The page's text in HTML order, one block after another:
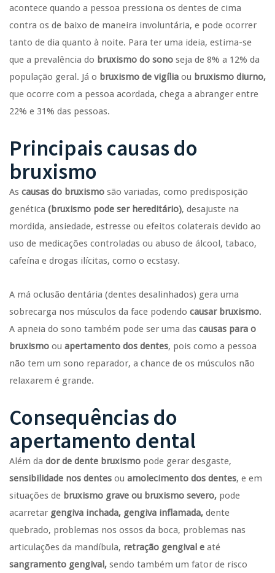
acontece quando a pessoa pressiona os dentes de cima
contra os de baixo de maneira involuntária, e pode ocorrer
tanto de dia quanto à noite. Para ter uma ideia, estima-se
que a prevalência do bruxismo do sono seja de 8% a 12% da
população geral. Já o bruxismo de vigília ou bruxismo diurno,
que ocorre com a pessoa acordada, chega a abranger entre
22% e 31% das pessoas.
Principais causas do
bruxismo
As causas do bruxismo são variadas, como predisposição
genética (bruxismo pode ser hereditário), desajuste na
mordida, ansiedade, estresse ou efeitos colaterais devido ao
uso de medicações controladas ou abuso de álcool, tabaco,
cafeína e drogas ilícitas, como o ecstasy.
A má oclusão dentária (dentes desalinhados) gera uma
sobrecarga nos músculos da face podendo causar bruxismo.
A apneia do sono também pode ser uma das causas para o
bruxismo ou apertamento dos dentes, pois como a pessoa
não tem um sono reparador, a chance de os músculos não
relaxarem é grande.
Consequências do
apertamento dental
Além da dor de dente bruxismo pode gerar desgaste,
sensibilidade nos dentes ou amolecimento dos dentes, e em
situações de bruxismo grave ou bruxismo severo, pode
acarretar gengiva inchada, gengiva inflamada, dente
quebrado, problemas nos ossos da boca, problemas nas
articulações da mandíbula, retração gengival e até
sangramento gengival, sendo também um fator de risco